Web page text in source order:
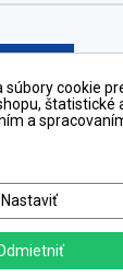
cookie
štatistické
a
Nastaviť